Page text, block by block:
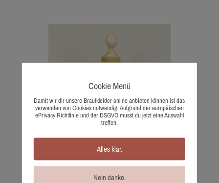
Cookie Menü
Damit wir dir unsere Brautkleider online anbieten können ist das
verwenden von Cookies notwendig. Aufgrund der europäischen
ePrivacy Richtlinie und der DSGVO musst du jetzt eine Auswahl
treffen.
Alles klar.
Nein danke.